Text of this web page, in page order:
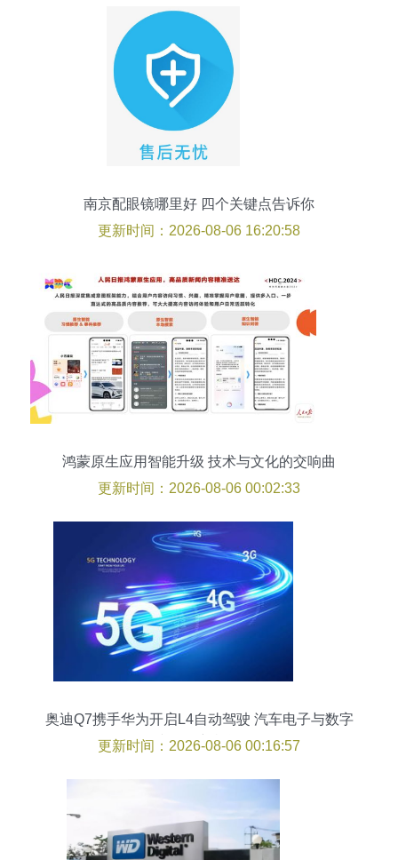
南京配眼镜哪里好 四个关键点告诉你
更新时间：2026-08-06 16:20:58
鸿蒙原生应用智能升级 技术与文化的交响曲
更新时间：2026-08-06 00:02:33
奥迪Q7携手华为开启L4自动驾驶 汽车电子与数字
文创的新机遇
更新时间：2026-08-06 00:16:57